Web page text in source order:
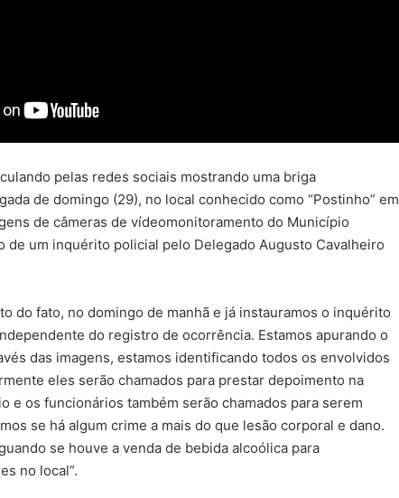
pelas redes sociais mostrando uma briga
de domingo (29), no local conhecido como “Postinho” em
de câmeras de vídeomonitoramento do Município
de um inquérito policial pelo Delegado Augusto Cavalheiro
do fato, no domingo de manhã e já instauramos o inquérito
do registro de ocorrência. Estamos apurando o
das imagens, estamos identificando todos os envolvidos
eles serão chamados para prestar depoimento na
e os funcionários também serão chamados para serem
se há algum crime a mais do que lesão corporal e dano.
se houve a venda de bebida alcoólica para
no local”.